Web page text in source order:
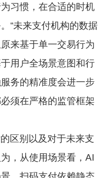
习惯，在合适的时机
“未来支付机构的数据
来基于单一交易行为
用户全场景意图和行
务的精准度会进一步
须在严格的监管框架
别以及对于未来支
，从使用场景看，AI